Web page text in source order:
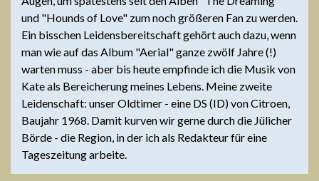
und "Hounds of Love" zum noch größeren Fan zu werden.
Ein bisschen Leidensbereitschaft gehört auch dazu, wenn
man wie auf das Album "Aerial" ganze zwölf Jahre (!)
warten muss - aber bis heute empfinde ich die Musik von
Kate als Bereicherung meines Lebens. Meine zweite
Leidenschaft: unser Oldtimer - eine DS (ID) von Citroen,
Baujahr 1968. Damit kurven wir gerne durch die Jülicher
Börde - die Region, in der ich als Redakteur für eine
Tageszeitung arbeite.